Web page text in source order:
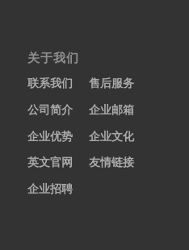
关于我们
联系我们
售后服务
公司简介
企业邮箱
企业优势
企业文化
英文官网
友情链接
企业招聘